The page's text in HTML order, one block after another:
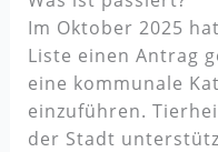
Im Oktober 2025
Liste einen Antrag
eine kommunale
einzuführen.
der Stadt